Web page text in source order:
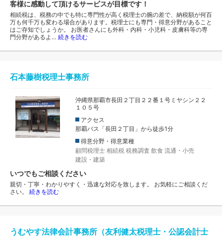
客様に感動して頂けるサービスが目標です！
相続税は、税務の中でも特に専門性が高く税理士の腕の差で、納税額が何百
万も何千万も変わる場合があります。税理士にも専門・得意分野があること
はご存知でしょうか。 お医者さんにも外科・内科・小児科・皮膚科等の専
門分野があるよ… 続きを読む
石本藤樹税理士事務所
沖縄県那覇市長田２丁目２２番１号ミヤシン２２
１０５号
アクセス
那覇バス「長田２丁目」から徒歩1分
得意分野・得意業種
顧問税理士 相続税 税務調査 飲食 流通・小売
建設・建築
いつでもご相談ください
親切・丁寧・わかりやすく・迅速な対応を致します。 お気軽にご相談くだ
さい。 続きを読む
うむやす法律会計事務所（友利健太税理士・公認会計士